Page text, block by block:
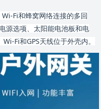
Fi和蜂窝网络连接的多回
源选项、太阳能电池板和电
Fi和GPS天线位于外壳内。